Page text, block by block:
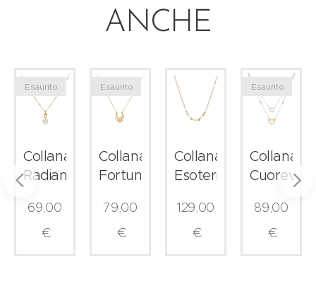
ANCHE
Collana
Radiance
Esaurito
69,00
€
Collana
Fortuna
Esaurito
79,00
€
Collana
Esoterika
129,00
€
Collana
Cuorever
Esaurito
89,00
€